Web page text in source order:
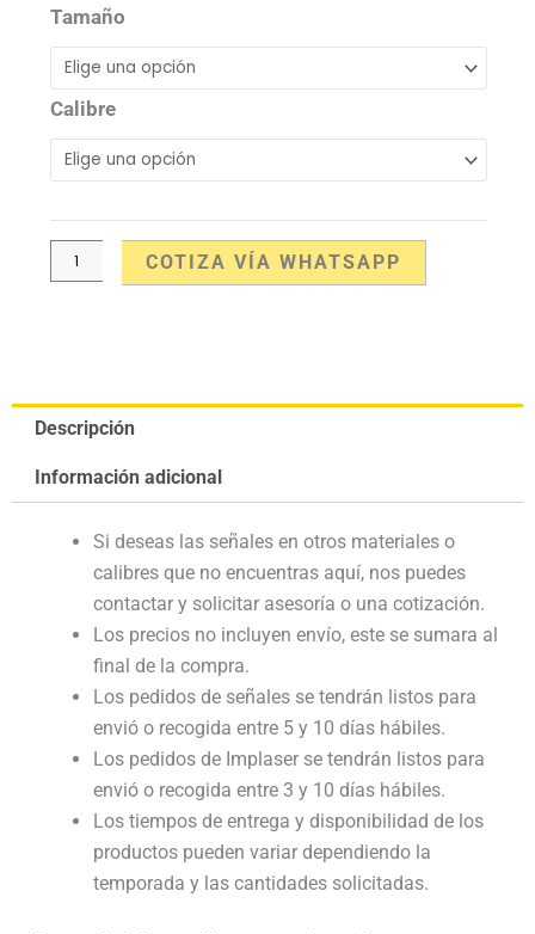
Tamaño
Calibre
de
Uso
cantidad
COTIZA VÍA WHATSAPP
Descripción
Información adicional
Si deseas las señales en otros materiales o
calibres que no encuentras aquí, nos puedes
contactar y solicitar asesoría o una cotización.
Los precios no incluyen envío, este se sumara al
final de la compra.
Los pedidos de señales se tendrán listos para
envió o recogida entre 5 y 10 días hábiles.
Los pedidos de Implaser se tendrán listos para
envió o recogida entre 3 y 10 días hábiles.
Los tiempos de entrega y disponibilidad de los
productos pueden variar dependiendo la
temporada y las cantidades solicitadas.